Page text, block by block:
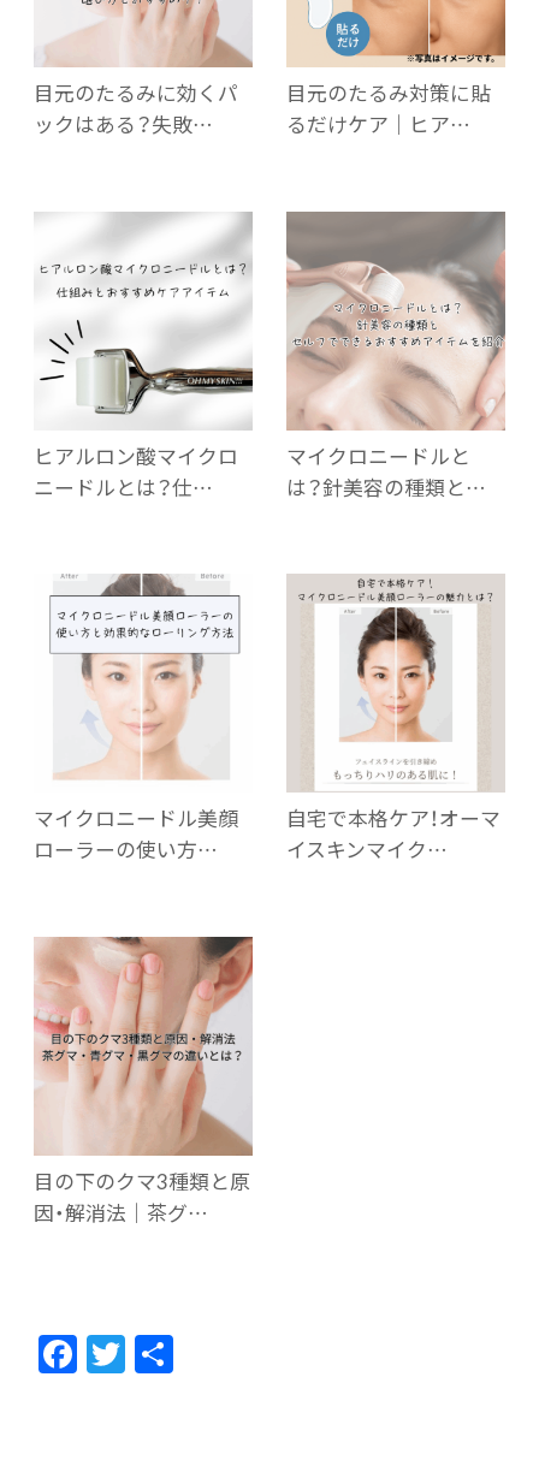
目元のたるみに効くパ
ックはある？失敗…
目元のたるみ対策に貼
るだけケア｜ヒア…
ヒアルロン酸マイクロ
ニードルとは？仕…
マイクロニードルと
は？針美容の種類と…
マイクロニードル美顔
ローラーの使い方…
自宅で本格ケア！オーマ
イスキンマイク…
目の下のクマ3種類と原
因・解消法｜茶グ…
F
ac
T
w